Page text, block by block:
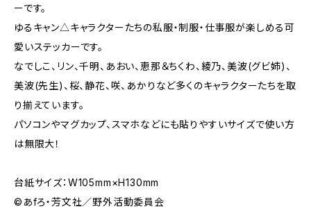
ーです。
ゆるキャン△キャラクターたちの私服・制服・仕事服が楽しめる可
愛いステッカーです。
なでしこ、リン、千明、あおい、恵那＆ちくわ、綾乃、美波(グビ姉)、
美波(先生)、桜、静花、咲、あかりなど多くのキャラクターたちを取
り揃えています。
パソコンやマグカップ、スマホなどにも貼りやすいサイズで使い方
は無限大！
台紙サイズ：W105mm×H130mm
©あfろ・芳文社／野外活動委員会